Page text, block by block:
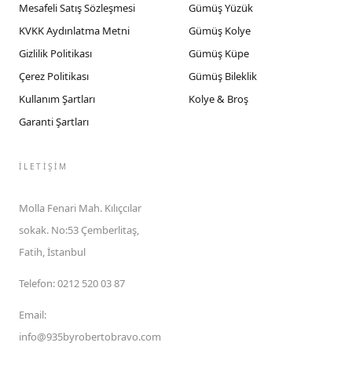
Mesafeli Satış Sözleşmesi
KVKK Aydınlatma Metni
Gizlilik Politikası
Çerez Politikası
Kullanım Şartları
Garanti Şartları
Gümüş Yüzük
Gümüş Kolye
Gümüş Küpe
Gümüş Bileklik
Kolye & Broş
İLETIŞIM
Molla Fenari Mah. Kılıçcılar
sokak. No:53 Çemberlitaş,
Fatih, İstanbul
Telefon:0212 520 03 87
Email:
info@935byrobertobravo.com